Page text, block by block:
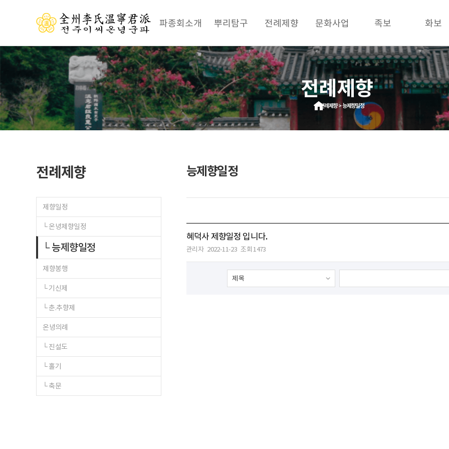
파종회소개 뿌리탐구 전례제향 문화사업 족보 화보
전례제향
전례제향 > 능제향일정
전례제향
제향일정
└ 온녕제향일정
└ 능제향일정
제향봉행
└ 기신제
└ 춘.추향제
온녕의례
└ 진설도
└ 홀기
└ 축문
능제향일정
혜덕사 제향일정 입니다.
관리자 2022-11-23 조회 1473